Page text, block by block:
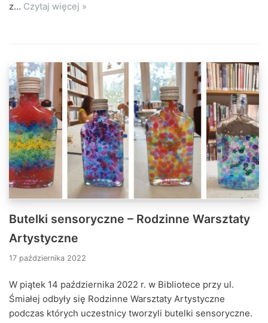
z… Czytaj więcej »
Butelki sensoryczne – Rodzinne Warsztaty
Artystyczne
17 października 2022
W piątek 14 października 2022 r. w Bibliotece przy ul.
Śmiałej odbyły się Rodzinne Warsztaty Artystyczne
podczas których uczestnicy tworzyli butelki sensoryczne.